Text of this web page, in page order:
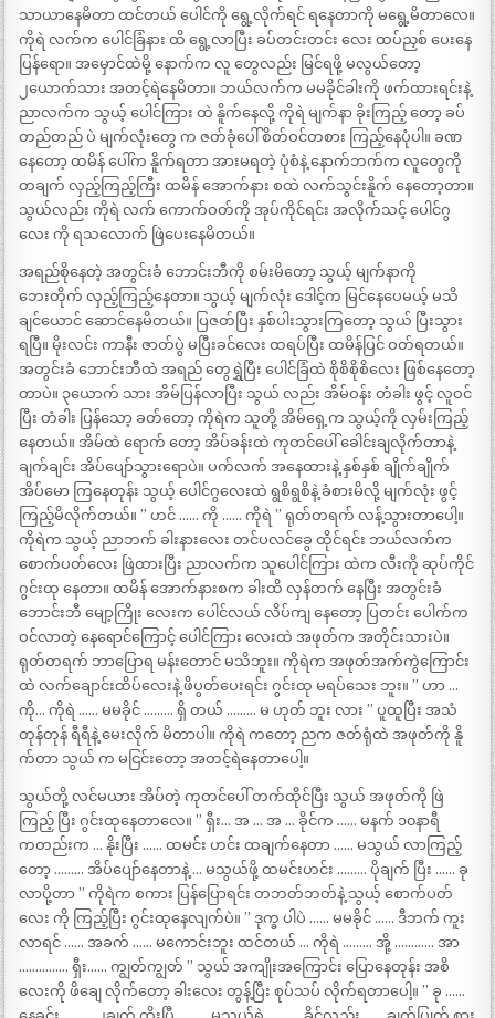
သာယာနေမိတာ ထင်တယ် ပေါင်ကို ရွေ့လိုက်ရင် ရနေတာကို မရွေ့မိတာလေ။
ကိုရဲ လက်က ပေါင်ခြံနား ထိ ရွေ့လာပြီး ခပ်တင်းတင်း လေး ထပ်ညှစ် ပေးနေ
ပြန်ရော။ အမှောင်ထဲမို့ နောက်က လူ တွေလည်း မြင်ရဖို့ မလွယ်တော့
၂ယောက်သား အတင့်ရဲနေမိတာ။ ဘယ်လက်က မမခိုင်ခါးကို ဖက်ထားရင်းနဲ့
ညာလက်က သွယ့် ပေါင်ကြား ထဲ နိူက်နေလို့ ကိုရဲ မျက်နာ ခိုးကြည့် တော့ ခပ်
တည်တည် ပဲ မျက်လုံးတွေ က ဇတ်ခုံပေါ် စိတ်ဝင်တစား ကြည့်နေပုံပါ။ ခဏ
နေတော့ ထမိန် ပေါ်က နိူက်ရတာ အားမရတဲ့ ပုံစံနဲ့ နောက်ဘက်က လူတွေကို
တချက် လှည့်ကြည့်ကြီး ထမိန် အောက်နား စထဲ လက်သွင်းနိူက် နေတော့တာ။
သွယ်လည်း ကိုရဲ လက် ကောက်ဝတ်ကို အုပ်ကိုင်ရင်း အလိုက်သင့် ပေါင်ဂွ
လေး ကို ရသလောက် ဖြဲပေးနေမိတယ်။
အရည်စိုနေတဲ့ အတွင်းခံ ဘောင်းဘီကို စမ်းမိတော့ သွယ့် မျက်နာကို
ဘေးတိုက် လှည့်ကြည့်နေတာ။ သွယ့် မျက်လုံး ဒေါင့်က မြင်နေပေမယ့် မသိ
ချင်ယောင် ဆောင်နေမိတယ်။ ပြဇတ်ပြီး နှစ်ပါးသွားကြတော့ သွယ် ပြီးသွား
ရပြီ။ မိုးလင်း ကာနီး ဇာတ်ပွဲ မပြီးခင်လေး ထရပ်ပြီး ထမိန်ပြင် ဝတ်ရတယ်။
အတွင်းခံ ဘောင်းဘီထဲ အရည် တွေရွှဲပြီး ပေါင်ခြံထဲ စိုစိစိုစိလေး ဖြစ်နေတော့
တာပဲ။ ၃ယောက် သား အိမ်ပြန်လာပြီး သွယ် လည်း အိမ်ဝန်း တံခါး ဖွင့် လူဝင်
ပြီး တံခါး ပြန်သော့ ခတ်တော့ ကိုရဲက သူတို့ အိမ်ရှေ့က သွယ့်ကို လှမ်းကြည့်
နေတယ်။ အိမ်ထဲ ရောက် တော့ အိပ်ခန်းထဲ ကုတင်ပေါ် ခေါင်းချလိုက်တာနဲ့
ချက်ချင်း အိပ်ပျော်သွားရောပဲ။ ပက်လက် အနေထားနဲ့ နှစ်နှစ် ချိုက်ချိုက်
အိပ်မော ကြနေတုန်း သွယ့် ပေါင်ဂွလေးထဲ ရွစိရွစိနဲ့ ခံစားမိလို့ မျက်လုံး ဖွင့်
ကြည့်မိလိုက်တယ်။ ” ဟင် …… ကို …… ကိုရဲ ” ရုတ်တရက် လန့်သွားတာပေါ့။
ကိုရဲက သွယ့် ညာဘက် ခါးနားလေး တင်ပလင်ခွေ ထိုင်ရင်း ဘယ်လက်က
စောက်ပတ်လေး ဖြဲထားပြီး ညာလက်က သူပေါင်ကြား ထဲက လီးကို ဆုပ်ကိုင်
ဂွင်းထု နေတာ။ ထမိန် အောက်နားစက ခါးထိ လှန်တက် နေပြီး အတွင်းခံ
ဘောင်းဘီ မျော့ကြိုး လေးက ပေါင်လယ် လိပ်ကျ နေတော့ ပြတင်း ပေါက်က
ဝင်လာတဲ့ နေရောင်ကြောင့် ပေါင်ကြား လေးထဲ အဖုတ်က အတိုင်းသားပဲ။
ရုတ်တရက် ဘာပြောရ မန်းတောင် မသိဘူး။ ကိုရဲက အဖုတ်အက်ကွဲကြောင်း
ထဲ လက်ချောင်းထိပ်လေးနဲ့ ဖိပွတ်ပေးရင်း ဂွင်းထု မရပ်သေး ဘူး။ ” ဟာ …
ကို… ကိုရဲ …… မမခိုင် ……… ရှိ တယ် ……… မ ဟုတ် ဘူး လား ” ပူထူပြီး အသံ
တုန်တုန် ရီရီနဲ့ မေးလိုက် မိတာပါ။ ကိုရဲ ကတော့ ညက ဇတ်ရုံထဲ အဖုတ်ကို နိူ
က်တာ သွယ် က မငြင်းတော့ အတင့်ရဲနေတာပေါ့။
သွယ်တို့ လင်မယား အိပ်တဲ့ ကုတင်ပေါ် တက်ထိုင်ပြီး သွယ် အဖုတ်ကို ဖြဲ
ကြည့် ပြီး ဂွင်းထုနေတာလေ။ ” ရှီး… အ … အ … ခိုင်က …… မနက် ၁၀နာရီ
ကတည်းက … နိုးပြီး …… ထမင်း ဟင်း ထချက်နေတာ …… မသွယ် လာကြည့်
တော့ ……… အိပ်ပျော်နေတာနဲ့ … မသွယ်ဖို့ ထမင်းဟင်း ……… ပိုချက် ပြီး …… ခု
လာပို့တာ ” ကိုရဲက စကား ပြန်ပြောရင်း တဘတ်ဘတ်နဲ့ သွယ့် စောက်ပတ်
လေး ကို ကြည့်ပြီး ဂွင်းထုနေလျက်ပဲ။ ” ဒုက္ခ ပါပဲ …… မမခိုင် …… ဒီဘက် ကူး
လာရင် …… အခက် …… မကောင်းဘူး ထင်တယ် … ကိုရဲ ……… အို့ ………… အာ
…………… ရှီး…… ကျွတ်ကျွတ် ” သွယ် အကျိုးအကြောင်း ပြောနေတုန်း အစိ
လေးကို ဖိချေ လိုက်တော့ ခါးလေး တွန့်ပြီး စုပ်သပ် လိုက်ရတာပေါ့။ ” ခု ……